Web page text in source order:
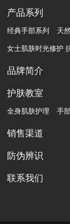
产品系列
经典手部系列 天
女士肌肤时光修护
品牌简介
护肤教室
全身肌肤护理 手
销售渠道
防伪辨识
联系我们